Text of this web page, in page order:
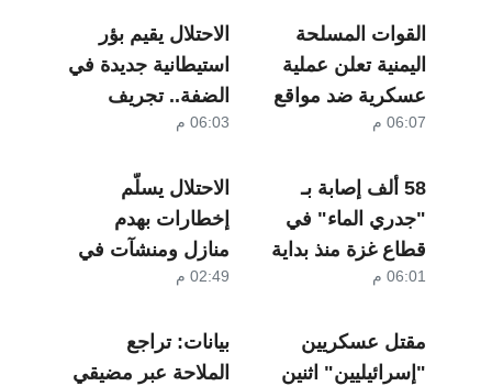
القوات المسلحة
اليمنية تعلن عملية
عسكرية ضد مواقع
سعودية
06:07 م
الاحتلال يقيم بؤر
استيطانية جديدة في
الضفة.. تجريف
أراضي واقتلاع
06:03 م
58 ألف إصابة بـ
"جدري الماء" في
قطاع غزة منذ بداية
العام الجاري
06:01 م
الاحتلال يسلّم
إخطارات بهدم
منازل ومنشآت في
جبع شمال القدس
02:49 م
مقتل عسكريين
"إسرائيليين" اثنين
بيانات: تراجع
الملاحة عبر مضيقي